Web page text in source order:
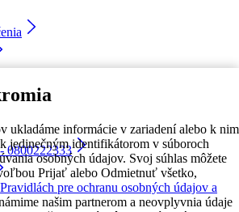
ukladáme informácie v zariadení alebo k nim
jedinečným identifikátorom v súboroch
osobných údajov. Svoj súhlas môžete
Prijať alebo Odmietnuť všetko,
Pravidlách pre ochranu osobných údajov a
našim partnerom a neovplyvnia údaje
0800222333